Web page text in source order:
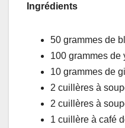
Ingrédients
50 grammes de
100 grammes de
10 grammes de
2 cuillères à
2 cuillères à
1 cuillère à café